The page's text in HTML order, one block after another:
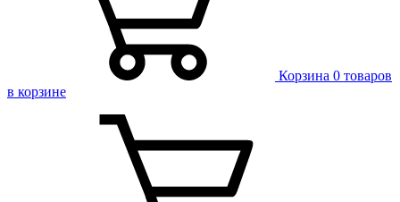
Корзина 0 товаров
в корзине